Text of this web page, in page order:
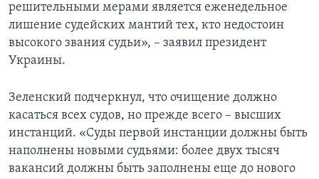
решительными мерами является еженедельное
лишение судейских мантий тех, кто недостоин
высокого звания судьи», – заявил президент
Украины.
Зеленский подчеркнул, что очищение должно
касаться всех судов, но прежде всего – высших
инстанций. «Суды первой инстанции должны быть
наполнены новыми судьями: более двух тысяч
вакансий должны быть заполнены еще до нового